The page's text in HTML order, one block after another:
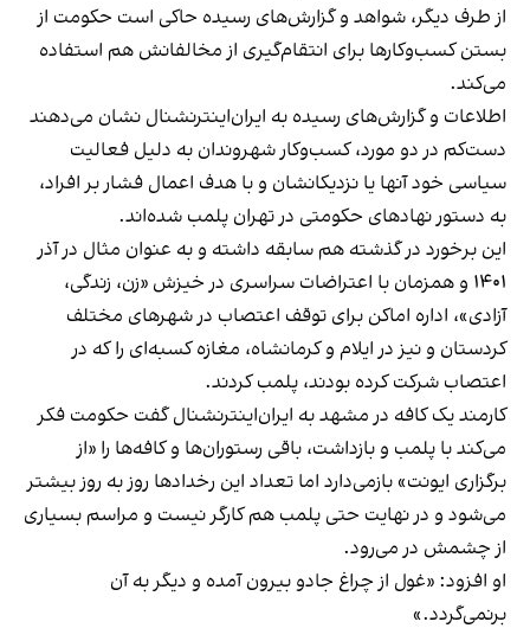
از طرف دیگر، شواهد و گزارش‌های رسیده حاکی است حکومت از
بستن کسب‌وکارها برای انتقام‌گیری از مخالفانش هم استفاده
می‌کند.
اطلاعات و گزارش‌های رسیده به ایران‌اینترنشنال نشان می‌دهند
دست‌کم در دو مورد، کسب‌وکار شهروندان به دلیل فعالیت
سیاسی خود آنها یا نزدیکانشان و با هدف اعمال فشار بر افراد،
به دستور نهادهای حکومتی در تهران پلمب شده‌اند.
این برخورد در گذشته هم سابقه داشته و به عنوان مثال در آذر
۱۴۰۱ و همزمان با اعتراضات سراسری در خیزش «زن، زندگی،
آزادی»، اداره اماکن برای توقف اعتصاب در شهرهای مختلف
کردستان و نیز در ایلام و کرمانشاه، مغازه کسبه‌ای را که در
اعتصاب شرکت کرده بودند، پلمب کردند.
کارمند یک کافه در مشهد به ایران‌اینترنشنال گفت حکومت فکر
می‌کند با پلمب و بازداشت، باقی رستوران‌ها و کافه‌ها را «از
برگزاری ایونت» بازمی‌دارد اما تعداد این رخدادها روز به روز بیشتر
می‌شود و در نهایت حتی پلمب هم کارگر نیست و مراسم بسیاری
از چشمش در می‌رود.
او افزود: «غول از چراغ جادو بیرون آمده و دیگر به آن
برنمی‎‌گردد.»